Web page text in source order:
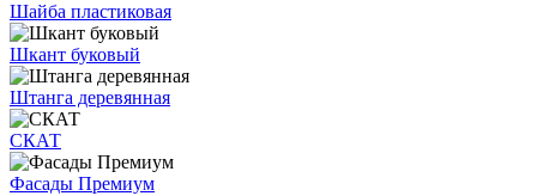
Шайба пластиковая
Шкант буковый
Штанга деревянная
СКАТ
Фасады Премиум